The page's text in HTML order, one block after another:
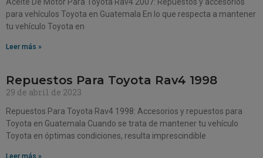
Aceite De Motor Para Toyota Rav4 2007: Repuestos y accesorios
para vehículos Toyota en Guatemala En lo que respecta a mantener
tu vehículo Toyota en
Leer más »
Repuestos Para Toyota Rav4 1998
29 de abril de 2023
Repuestos Para Toyota Rav4 1998: Accesorios y repuestos para
Toyota en Guatemala Cuando se trata de mantener tu vehículo
Toyota en óptimas condiciones, resulta imprescindible